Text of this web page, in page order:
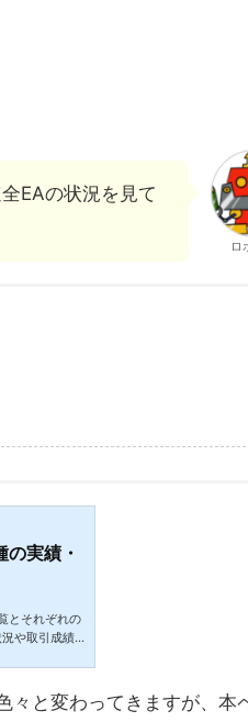
EAの状況を見て
ロ
実績・
とそれぞれの
や取引成績
るFX自動売
るEAの一覧
々と変わってきますが、本